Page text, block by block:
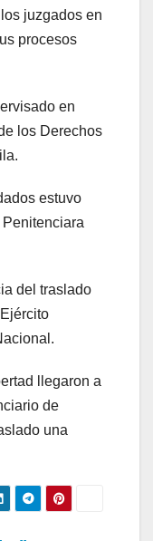
juzgados en
procesos
en
los Derechos
estuvo
del traslado
llegaron a
de
una